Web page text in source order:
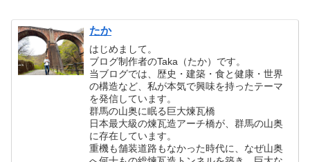
たか
はじめまして。
ブログ制作者のTaka（たか）です。
当ブログでは、歴史・建築・食と健康・世界
の構造など、私が本気で興味を持ったテーマ
を発信しています。
群馬の山奥に眠る巨大煉瓦橋
日本最大級の煉瓦造アーチ橋が、群馬の山奥
に存在しています。
重機も舗装道路もなかった時代に、なぜ山奥